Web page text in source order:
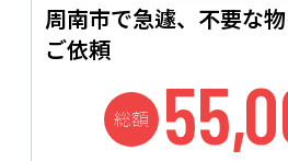
周南市で急遽、不要な
ご依頼
総額